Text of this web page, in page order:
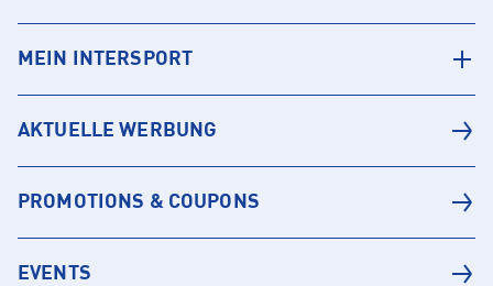
MEIN INTERSPORT
AKTUELLE WERBUNG
PROMOTIONS & COUPONS
EVENTS